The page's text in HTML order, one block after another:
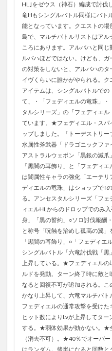
HL｣をゼウス（神石）編成で討伐
竜Hもシングルバトル同様にバト
能となっています。クエストの
島で、マルチバトルリストはアル
ころにあります。アルバハと同
ルバハほどではない。けども、
の対策をしないと、アルバハの
イヴくらいに誰かがやられる。
アイテムは、シングルバトルでの
て、・「フェディエルの竜珠」
タルシリーズ」の「フェディエ
ています。★フェディエル・スパ
ップしました。「トーデストリ
水属性斧武器「ドラゴニックファ
アストラルウェポン「黒銀の滅爪
「黒闇の耳飾り」と「フェディ
は闇属性キャラの強化「エーテ
ディエルの竜珠」はショップで↑
る。アンセスタルシリーズ「フ
ィエルHLからのドロップでのみ
身」「黒の誓約」○ソロ討伐報酬
と称号「呪蝕を治めし孤高の翼
「黒闇の耳飾り」○「フェディ
シングルバトル「六竜討伐戦「
上昇している。★フェディエルの
ルドを発動。ターン終了時に敵
なると回復不可が追加される。
かなり上昇して、六竜マルチバ
フェディエルの通常攻撃を受けた
ヒット数によりLvが上昇してタ
する。★弱体効果が効かない。★
（消去不可）。★40％でオーバ
はランダム。後半になると回数